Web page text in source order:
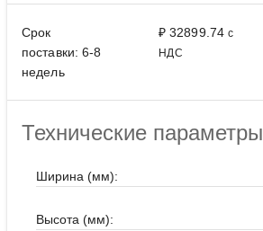
Срок
поставки: 6-8
недель
₽ 32899.74с
НДС
Технические параметры
Ширина (мм):
Высота (мм):